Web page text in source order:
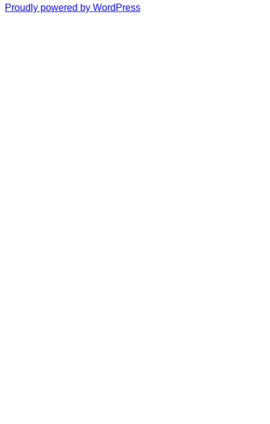
Proudly powered by WordPress